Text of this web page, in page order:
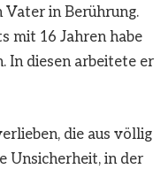
Vater in Berührung.
mit 16 Jahren habe
In diesen arbeitete er
die aus völlig
Unsicherheit, in der